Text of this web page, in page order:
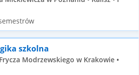
szkolna
Modrzewskiego w Krakowie •